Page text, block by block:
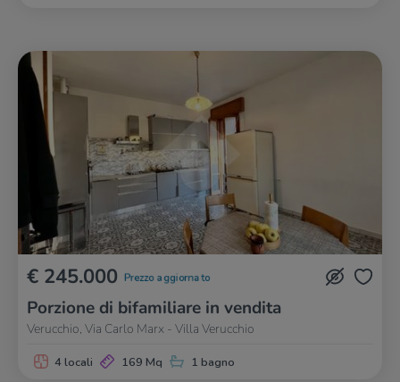
€ 245.000 Prezzo aggiornato
Porzione di bifamiliare in vendita
Verucchio, Via Carlo Marx - Villa Verucchio
4 locali 169 Mq 1 bagno